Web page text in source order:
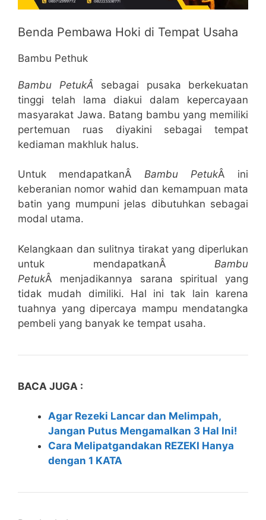
Benda Pembawa Hoki di Tempat Usaha
Bambu Pethuk
Bambu PetukÂ sebagai pusaka berkekuatan
tinggi telah lama diakui dalam kepercayaan
masyarakat Jawa. Batang bambu yang memiliki
pertemuan ruas diyakini sebagai tempat
kediaman makhluk halus.
Untuk mendapatkanÂ Bambu PetukÂ ini
keberanian nomor wahid dan kemampuan mata
batin yang mumpuni jelas dibutuhkan sebagai
modal utama.
Kelangkaan dan sulitnya tirakat yang diperlukan
untuk mendapatkanÂ Bambu
PetukÂ menjadikannya sarana spiritual yang
tidak mudah dimiliki. Hal ini tak lain karena
tuahnya yang dipercaya mampu mendatangka
pembeli yang banyak ke tempat usaha.
BACA JUGA :
Agar Rezeki Lancar dan Melimpah,
Jangan Putus Mengamalkan 3 Hal Ini!
Cara Melipatgandakan REZEKI Hanya
dengan 1 KATA